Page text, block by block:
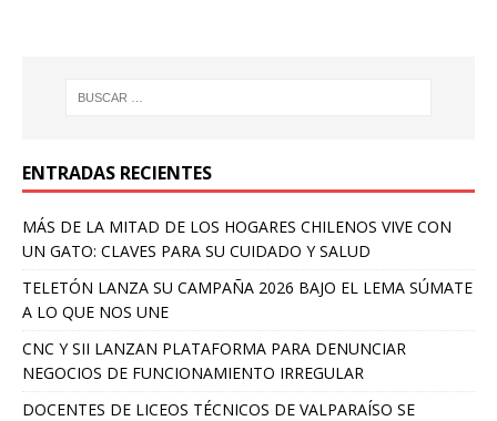
ENTRADAS RECIENTES
MÁS DE LA MITAD DE LOS HOGARES CHILENOS VIVE CON
UN GATO: CLAVES PARA SU CUIDADO Y SALUD
TELETÓN LANZA SU CAMPAÑA 2026 BAJO EL LEMA SÚMATE
A LO QUE NOS UNE
CNC Y SII LANZAN PLATAFORMA PARA DENUNCIAR
NEGOCIOS DE FUNCIONAMIENTO IRREGULAR
DOCENTES DE LICEOS TÉCNICOS DE VALPARAÍSO SE